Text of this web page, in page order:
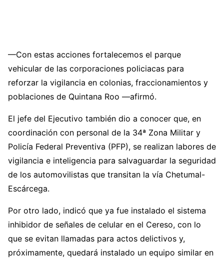
—Con estas acciones fortalecemos el parque
vehicular de las corporaciones policiacas para
reforzar la vigilancia en colonias, fraccionamientos y
poblaciones de Quintana Roo —afirmó.
El jefe del Ejecutivo también dio a conocer que, en
coordinación con personal de la 34ª Zona Militar y
Policía Federal Preventiva (PFP), se realizan labores de
vigilancia e inteligencia para salvaguardar la seguridad
de los automovilistas que transitan la vía Chetumal-
Escárcega.
Por otro lado, indicó que ya fue instalado el sistema
inhibidor de señales de celular en el Cereso, con lo
que se evitan llamadas para actos delictivos y,
próximamente, quedará instalado un equipo similar en